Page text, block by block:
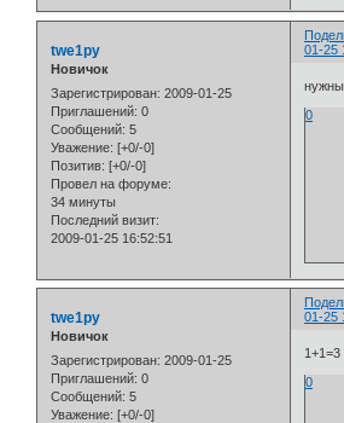
01-25
twe1py
Новичок
Зарегистрирован: 2009-01-25
Приглашений: 0
Сообщений: 5
Уважение: [+0/-0]
Позитив: [+0/-0]
Провел на форуме:
34 минуты
Последний визит:
2009-01-25 16:52:51
0
01-25
twe1py
Новичок
Зарегистрирован: 2009-01-25
Приглашений: 0
Сообщений: 5
Уважение: [+0/-0]
1+1=3
0